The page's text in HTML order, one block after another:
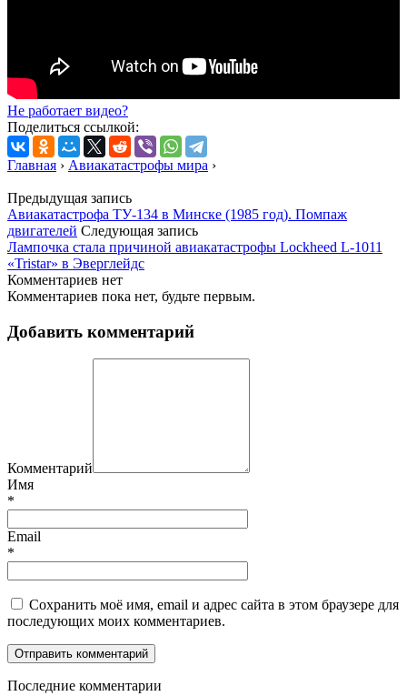
Не работает видео?
Поделиться ссылкой:
Главная › Авиакатастрофы мира ›
Предыдущая запись
Авиакатастрофа ТУ-134 в Минске (1985 год). Помпаж
двигателей Следующая запись
Лампочка стала причиной авиакатастрофы Lockheed L-1011
«Tristar» в Эверглейдс
Комментариев нет
Комментариев пока нет, будьте первым.
Добавить комментарий
Комментарий
Имя
*
Email
*
Сохранить моё имя, email и адрес сайта в этом браузере для
последующих моих комментариев.
Последние комментарии